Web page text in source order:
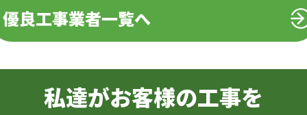
優良工事業者一覧へ
私達がお客様の工事を